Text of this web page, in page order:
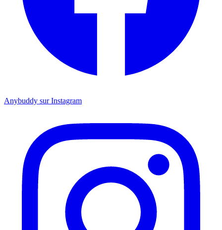
Anybuddy sur Instagram